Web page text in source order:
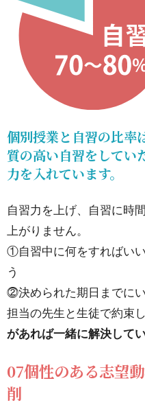
個別授業と自習の比
質の高い自習をしてい
力を入れています。
自習力を上げ、自習に時
上がりません。
①自習中に何をすればい
う
⓶決められた期日までに
担当の先生と生徒で約束し
があれば一緒に解決してい
07個性のある志望
削